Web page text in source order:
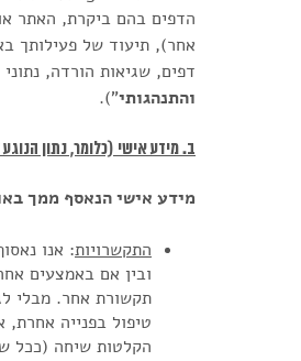
הדפים בהם ביקרת, האתר
דפים, שגיאות הורדה,
והתנהגותי").
ב. מידע אישי (כלומר, נתון
מידע אישי הנאסף ממך
התקשרויות: אנו
ובין אם באמצעים
תקשורת אחר. מבלי
טיפול בפנייה אחרת,
הקלטות שיחה (ככל